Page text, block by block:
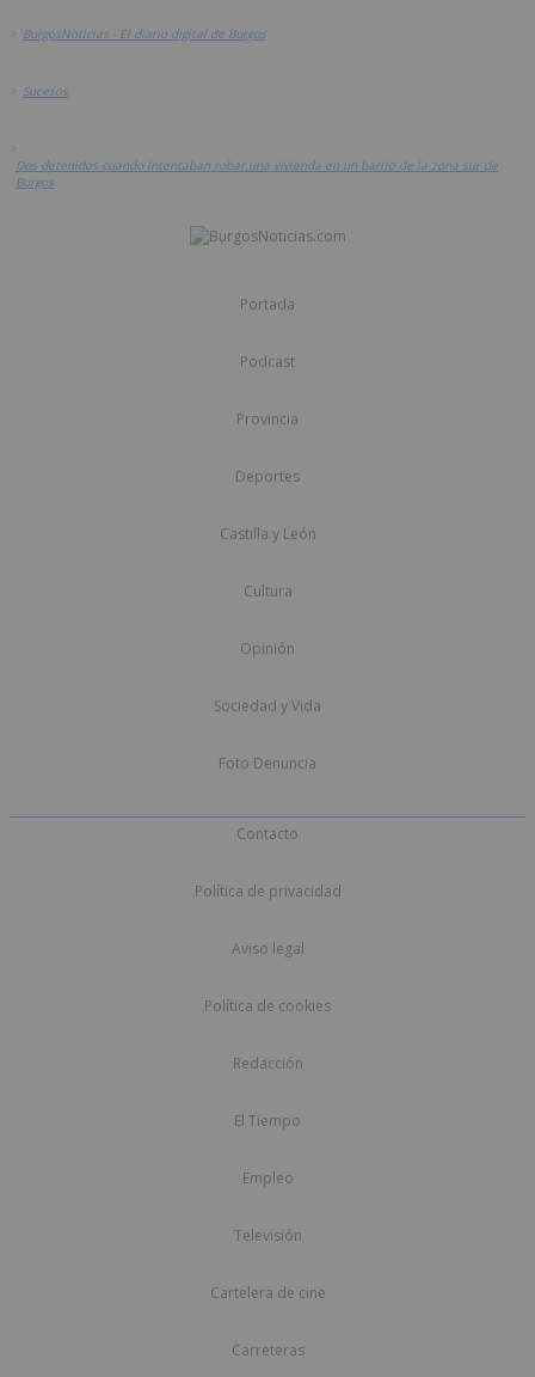
> BurgosNoticias - El diario digital de Burgos
> Sucesos
>
Dos detenidos cuando intentaban robar una vivienda en un barrio de la zona sur de
Burgos
Portada
Podcast
Provincia
Deportes
Castilla y León
Cultura
Opinión
Sociedad y Vida
Foto Denuncia
Contacto
Política de privacidad
Aviso legal
Política de cookies
Redacción
El Tiempo
Empleo
Televisión
Cartelera de cine
Carreteras